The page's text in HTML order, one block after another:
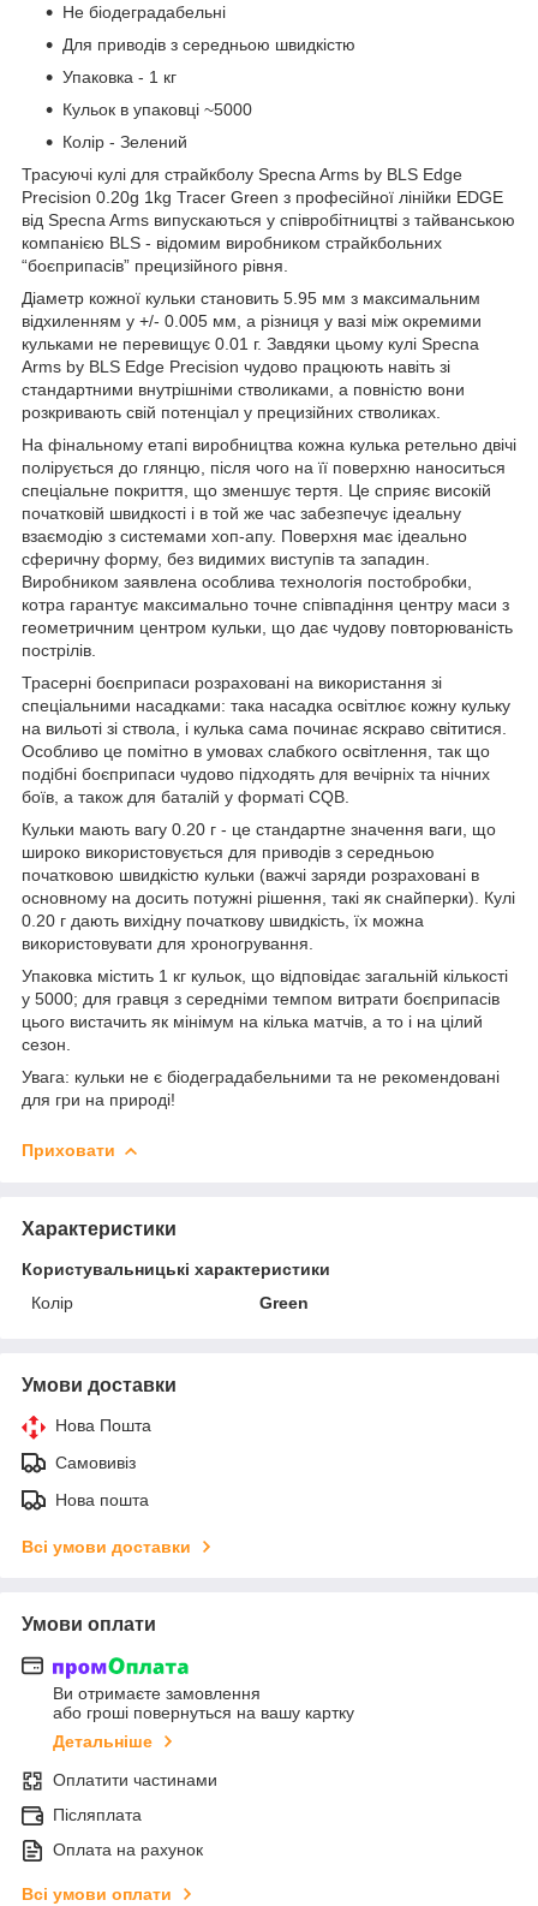
Не біодеградабельні
Для приводів з середньою швидкістю
Упаковка - 1 кг
Кульок в упаковці ~5000
Колір - Зелений
Трасуючі кулі для страйкболу Specna Arms by BLS Edge
Precision 0.20g 1kg Tracer Green з професійної лінійки EDGE
від Specna Arms випускаються у співробітництві з тайванською
компанією BLS - відомим виробником страйкбольних
“боєприпасів” прецизійного рівня.
Діаметр кожної кульки становить 5.95 мм з максимальним
відхиленням у +/- 0.005 мм, а різниця у вазі між окремими
кульками не перевищує 0.01 г. Завдяки цьому кулі Specna
Arms by BLS Edge Precision чудово працюють навіть зі
стандартними внутрішніми стволиками, а повністю вони
розкривають свій потенціал у прецизійних стволиках.
На фінальному етапі виробництва кожна кулька ретельно двічі
полірується до глянцю, після чого на її поверхню наноситься
спеціальне покриття, що зменшує тертя. Це сприяє високій
початковій швидкості і в той же час забезпечує ідеальну
взаємодію з системами хоп-апу. Поверхня має ідеально
сферичну форму, без видимих виступів та западин.
Виробником заявлена особлива технологія постобробки,
котра гарантує максимально точне співпадіння центру маси з
геометричним центром кульки, що дає чудову повторюваність
пострілів.
Трасерні боєприпаси розраховані на використання зі
спеціальними насадками: така насадка освітлює кожну кульку
на вильоті зі ствола, і кулька сама починає яскраво світитися.
Особливо це помітно в умовах слабкого освітлення, так що
подібні боєприпаси чудово підходять для вечірніх та нічних
боїв, а також для баталій у форматі CQB.
Кульки мають вагу 0.20 г - це стандартне значення ваги, що
широко використовується для приводів з середньою
початковою швидкістю кульки (важчі заряди розраховані в
основному на досить потужні рішення, такі як снайперки). Кулі
0.20 г дають вихідну початкову швидкість, їх можна
використовувати для хроногрування.
Упаковка містить 1 кг кульок, що відповідає загальній кількості
у 5000; для гравця з середніми темпом витрати боєприпасів
цього вистачить як мінімум на кілька матчів, а то і на цілий
сезон.
Увага: кульки не є біодеградабельними та не рекомендовані
для гри на природі!
Приховати
Характеристики
Користувальницькі характеристики
Колір
Green
Умови доставки
Нова Пошта
Самовивіз
Нова пошта
Всі умови доставки
Умови оплати
Ви отримаєте замовлення
або гроші повернуться на вашу картку
Детальніше
Оплатити частинами
Післяплата
Оплата на рахунок
Всі умови оплати